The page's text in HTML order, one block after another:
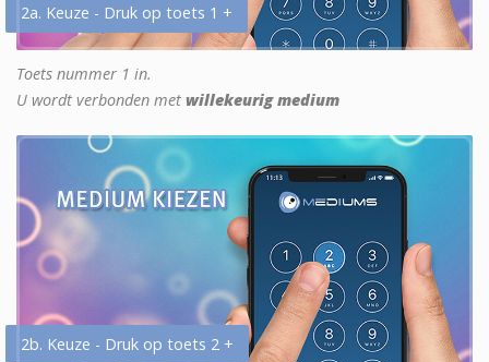
2a. Keuze - Druk op toets 1 +
Toets nummer 1 in.
U wordt verbonden met willekeurig medium
2b. Keuze - Druk op toets 2 +